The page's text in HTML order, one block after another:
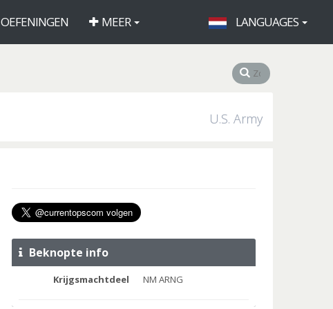
OEFENINGEN MEER LANGUAGES
U.S. Army
Beknopte info
Krijgsmachtdeel NM ARNG